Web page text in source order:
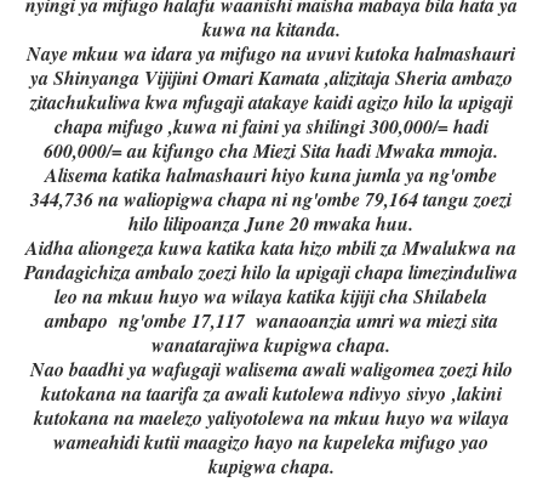
kuwa na kitanda.
Naye mkuu wa idara ya mifugo na uvuvi kutoka halmashauri
ya Shinyanga Vijijini Omari Kamata ,alizitaja Sheria ambazo
zitachukuliwa kwa mfugaji atakaye kaidi agizo hilo la upigaji
chapa mifugo ,kuwa ni faini ya shilingi 300,000/= hadi
600,000/= au kifungo cha Miezi Sita hadi Mwaka mmoja.
Alisema katika halmashauri hiyo kuna jumla ya ng'ombe
344,736 na waliopigwa chapa ni ng'ombe 79,164 tangu zoezi
hilo lilipoanza June 20 mwaka huu.
Aidha aliongeza kuwa katika kata hizo mbili za Mwalukwa na
Pandagichiza ambalo zoezi hilo la upigaji chapa limezinduliwa
leo na mkuu huyo wa wilaya katika kijiji cha Shilabela
ambapo ng'ombe 17,117 wanaoanzia umri wa miezi sita
wanatarajiwa kupigwa chapa.
Nao baadhi ya wafugaji walisema awali waligomea zoezi hilo
kutokana na taarifa za awali kutolewa ndivyosivyo ,lakini
kutokana na maelezo yaliyotolewa na mkuu huyo wa wilaya
wameahidi kutii maagizo hayo na kupeleka mifugo yao
kupigwa chapa.